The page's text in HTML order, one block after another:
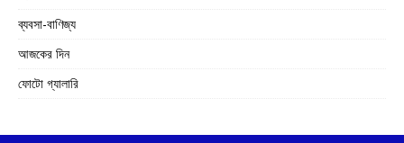
ব্যবসা-বাণিজ্য
আজকের দিন
ফোটো গ্যালারি